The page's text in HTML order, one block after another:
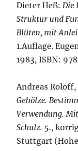
Dieter Heß:Die
Struktur und
Blüten, mit
1.Auflage.
1983, ISBN:
Andreas
Gehölze.
Verwendung.
Schulz. 5.,
Stuttgart